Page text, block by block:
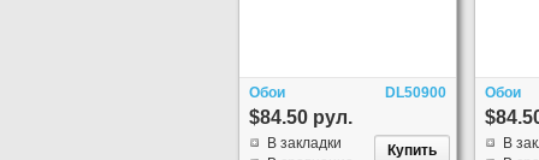
Обои DL50900
$84.50 рул.
В закладки
Обои
В